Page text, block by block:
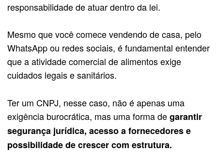
responsabilidade de atuar dentro da lei.
Mesmo que você comece vendendo de casa, pelo
WhatsApp ou redes sociais, é fundamental entender
que a atividade comercial de alimentos exige
cuidados legais e sanitários.
Ter um CNPJ, nesse caso, não é apenas uma
exigência burocrática, mas uma forma degarantir
segurança jurídica, acesso a fornecedores e
possibilidade de crescer com estrutura.